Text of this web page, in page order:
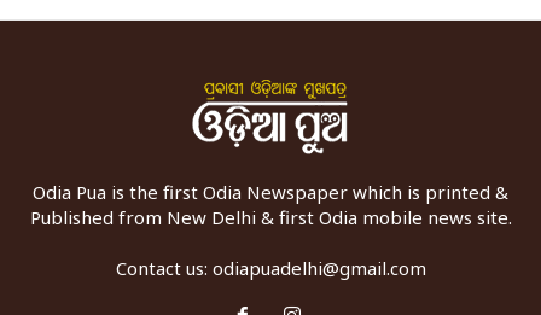
Odia Pua is the first Odia Newspaper which is printed &
Published from New Delhi & first Odia mobile news site.
Contact us: odiapuadelhi@gmail.com